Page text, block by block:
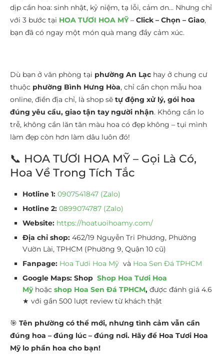
dịp cần hoa: sinh nhật, kỷ niệm, tạ lỗi, cảm ơn… Nhưng chỉ
với 3 bước tại HOA TƯƠI HOA MỸ– Click – Chọn – Giao,
bạn đã có ngay một món quà mang đầy cảm xúc.
Dù bạn ở văn phòng tại phường An Lạc hay ở chung cư
thuộc phường Bình Hưng Hòa, chỉ cần chọn mẫu hoa
online, điền địa chỉ, là shop sẽ tự động xử lý, gói hoa
đúng yêu cầu, giao tận tay người nhận. Không cần lo
trễ, không cần lăn tăn màu hoa có đẹp không – tụi mình
làm đẹp còn hơn làm dâu luôn đó!
📞 HOA TƯƠI HOA MỸ – Gọi Là Có,
Hoa Về Trong Tích Tắc
Hotline 1: 0907541847 (Zalo)
Hotline 2: 0899074787 (Zalo)
Website: https://hoatuoihoamy.com/
Địa chỉ shop: 462/19 Nguyễn Tri Phương, Phường
Vườn Lài, TPHCM (Phường 9, Quận 10 cũ)
Fanpage: Hoa Tươi Hoa Mỹ và Hoa Sen Đá TPHCM
Google Maps: Shop Shop Hoa Tươi Hoa
Mỹ hoặc shop Hoa Sen Đá TPHCM, được đánh giá 4.6
★ với gần 500 lượt review từ khách thật
🎯 Tên phường có thể mới, nhưng tình cảm vẫn cần
đúng hoa – đúng lúc – đúng nơi. Hãy để Hoa Tươi Hoa
Mỹ lo phần hoa cho bạn!